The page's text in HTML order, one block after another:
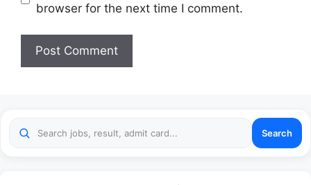
browser for the next time I comment.
Search